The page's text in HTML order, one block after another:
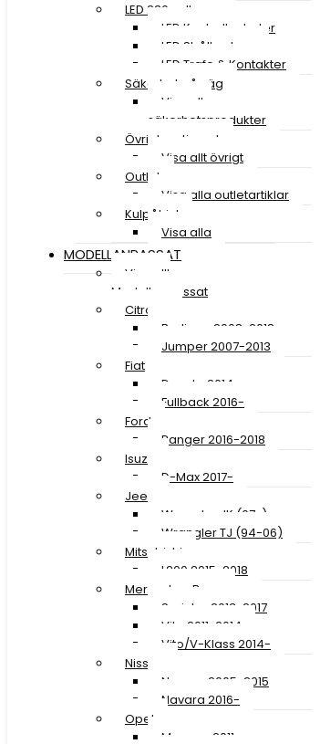
LED 230 volt
LED Kontrollenheter
LED Strålkastare
LED Trafo & Kontakter
Säkerhet på väg
Visa alla
säkerhetsprodukter
Övrigt sortiment
Visa allt övrigt
Outlet
Visa alla outletartiklar
Kulpåhjul
Visa alla
MODELLANPASSAT
Visa allt
Modellanpassat
Citroen
Berlingo 2008-2018
Jumper 2007-2013
Fiat
Ducato 2014-
Fullback 2016-
Ford
Ranger 2016-2018
Isuzu
D-Max 2017-
Jeep
Wrangler JK (07-)
Wrangler TJ (94-06)
Mitsubishi
L200 2015-2018
Mercedes-Benz
Sprinter 2013-2017
Vito 2011-2014
Vito/V-Klass 2014-
Nissan
Navara 2005-2015
Navara 2016-
Opel
Movano 2011-